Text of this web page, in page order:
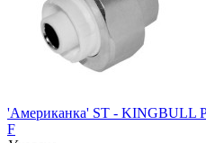
'Американка' ST - KINGBULL
F